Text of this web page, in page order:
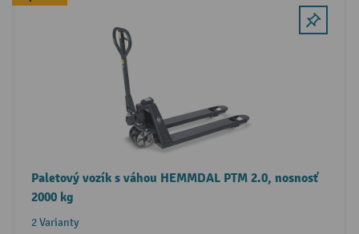
Paletový vozík s váhou HEMMDAL PTM 2.0, nosnosť
2000 kg
2 Varianty